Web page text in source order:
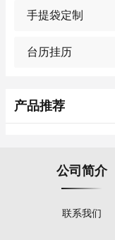
手提袋定制
台历挂历
产品推荐
公司简介
联系我们